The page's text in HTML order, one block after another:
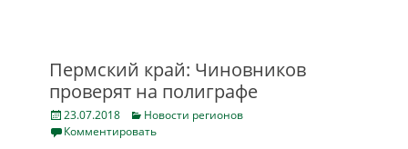
Пермский край: Чиновников
проверят на полиграфе
Posted
on
23.07.2018 Categories
Новости регионов
Комментировать